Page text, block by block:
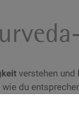
verstehen und
du
stärken